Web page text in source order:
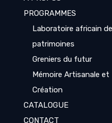
PROGRAMMES
Laboratoire africain
patrimoines
Greniers du futur
Mémoire Artisanale et
Création
CATALOGUE
CONTACT